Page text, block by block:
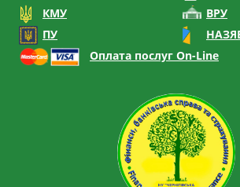
КМУ
ВРУ
ПУ
Оплата послуг On-Line